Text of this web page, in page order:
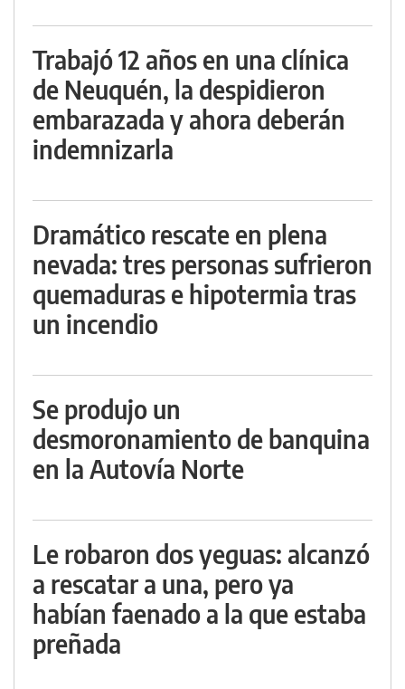
Trabajó 12 años en una clínica
de Neuquén, la despidieron
embarazada y ahora deberán
indemnizarla
Dramático rescate en plena
nevada: tres personas sufrieron
quemaduras e hipotermia tras
un incendio
Se produjo un
desmoronamiento de banquina
en la Autovía Norte
Le robaron dos yeguas: alcanzó
a rescatar a una, pero ya
habían faenado a la que estaba
preñada